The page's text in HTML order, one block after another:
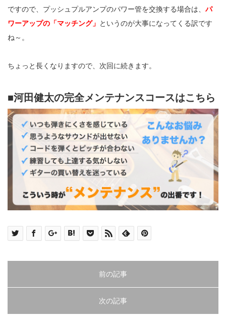
ですので、プッシュプルアンプのパワー管を交換する場合は、 パ
ワーアップの「マッチング」 というのが大事になってくる訳です
ね～。
ちょっと長くなりますので、次回に続きます。
■河田健太の完全メンテナンスコースはこちら
前の記事
次の記事